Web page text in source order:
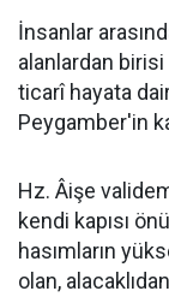
İnsanlar
alanlardan
ticarî hayata
Peygamber'in
Hz. Âişe
kendi kapısı
hasımların
olan,